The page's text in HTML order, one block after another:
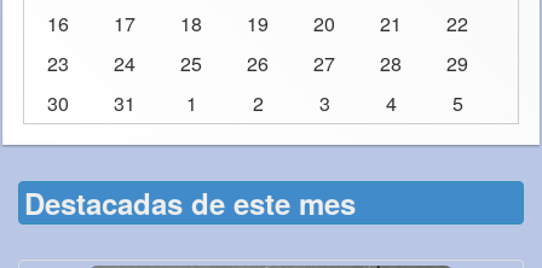
16
17 18 19 20 21
22
23
24 25 26 27 28
29
30
31 1 2 3 4 5
Destacadas de este mes